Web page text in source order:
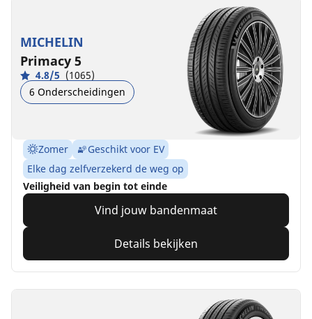
MICHELIN
Primacy 5
4.8/5 (1065)
6 Onderscheidingen
Zomer
Geschikt voor EV
Elke dag zelfverzekerd de weg op
Veiligheid van begin tot einde
Vind jouw bandenmaat
Details bekijken